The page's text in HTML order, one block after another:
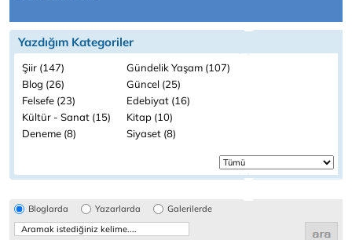
Yazdığım Kategoriler
Şiir (147)
Gündelik Yaşam (107)
Blog (26)
Güncel (25)
Felsefe (23)
Edebiyat (16)
Kültür - Sanat (15)
Kitap (10)
Deneme (8)
Siyaset (8)
Bloglarda Yazarlarda Galerilerde